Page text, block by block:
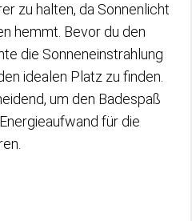
zu halten, da Sonnenlicht
hemmt. Bevor du den
die Sonneneinstrahlung
idealen Platz zu finden.
um den Badespaß
für die